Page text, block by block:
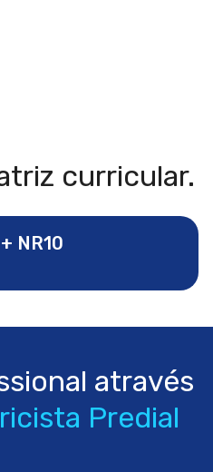
curricular.
NR10
através
Predial